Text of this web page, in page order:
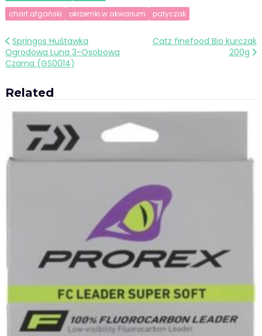
chart afgański
okrzemki w akwarium patyczak
Nawigacja
wpisu
Springos Huśtawka
Ogrodowa Luna 3-Osobowa
Czarna (GS0014)
Catz finefood Bio kurczak
200g
Related